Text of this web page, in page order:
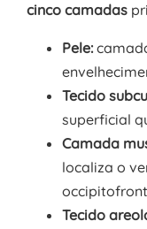
cinco camadas
Pele:
Tecido
superficial
Camada
localiza o
Tecido